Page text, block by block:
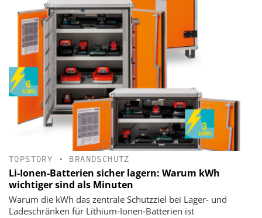
TOPSTORY • BRANDSCHUTZ
Li-Ionen-Batterien sicher lagern: Warum kWh
wichtiger sind als Minuten
Warum die kWh das zentrale Schutzziel bei Lager- und
Ladeschränken für Lithium‑Ionen‑Batterien ist